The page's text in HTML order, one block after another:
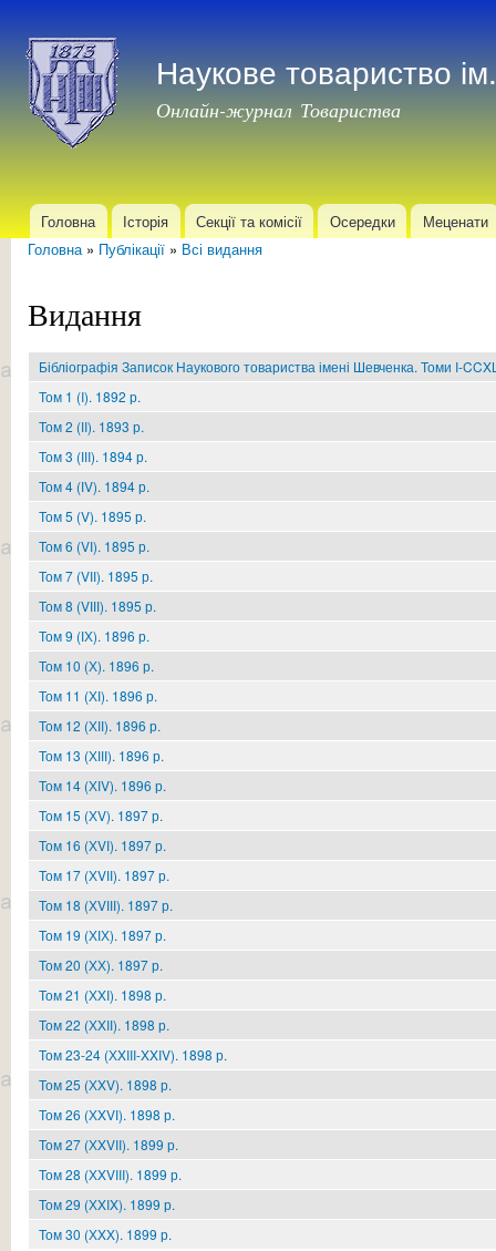
Наукове товариство
Онлайн-журнал Товариства
Головне меню
Головна Історія Секції та комісії Осередки Меценати
Головна» Публікації » Всі видання
Видання
Бібліографія Записок Наукового товариства імені Шевченка. Томи I-
Том 1 (I). 1892 р.
Том 2 (ІI). 1893 р.
Том 3 (ІІI). 1894 р.
Том 4 (ІV). 1894 р.
Том 5 (V). 1895 р.
Том 6 (VІ). 1895 р.
Том 7 (VІІ). 1895 р.
Том 8 (VІІІ). 1895 р.
Том 9 (ІХ). 1896 р.
Том 10 (Х). 1896 р.
Том 11 (ХІ). 1896 р.
Том 12 (ХІІ). 1896 р.
Том 13 (ХІІІ). 1896 р.
Том 14 (ХІV). 1896 р.
Том 15 (ХV). 1897 р.
Том 16 (ХVІ). 1897 р.
Том 17 (ХVІІ). 1897 р.
Том 18 (ХVІІІ). 1897 р.
Том 19 (ХІХ). 1897 р.
Том 20 (ХХ). 1897 р.
Том 21 (ХXI). 1898 р.
Том 22 (ХXIІ). 1898 р.
Том 23-24 (ХXIII-XXIV). 1898 р.
Том 25 (ХXV). 1898 р.
Том 26 (ХXVІ). 1898 р.
Том 27 (ХXVII). 1899 р.
Том 28 (ХXVIII). 1899 р.
Том 29 (ХXIX). 1899 р.
Том 30 (ХXX). 1899 р.